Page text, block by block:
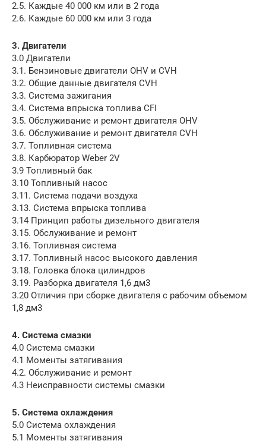
2.5. Каждые 40 000 км или в 2 года
2.6. Каждые 60 000 км или 3 года
3. Двигатели
3.0 Двигатели
3.1. Бензиновые двигатели OHV и CVH
3.2. Общие данные двигателя CVH
3.3. Система зажигания
3.4. Система впрыска топлива CFI
3.5. Обслуживание и ремонт двигателя OHV
3.6. Обслуживание и ремонт двигателя CVH
3.7. Топливная система
3.8. Карбюратор Weber 2V
3.9 Топливный бак
3.10 Топливный насос
3.11. Система подачи воздуха
3.13. Система впрыска топлива
3.14 Принцип работы дизельного двигателя
3.15. Обслуживание и ремонт
3.16. Топливная система
3.17. Топливный насос высокого давления
3.18. Головка блока цилиндров
3.19. Разборка двигателя 1,6 дм3
3.20 Отличия при сборке двигателя с рабочим объемом
1,8 дм3
4. Система смазки
4.0 Система смазки
4.1 Моменты затягивания
4.2. Обслуживание и ремонт
4.3 Неисправности системы смазки
5. Система охлаждения
5.0 Система охлаждения
5.1 Моменты затягивания